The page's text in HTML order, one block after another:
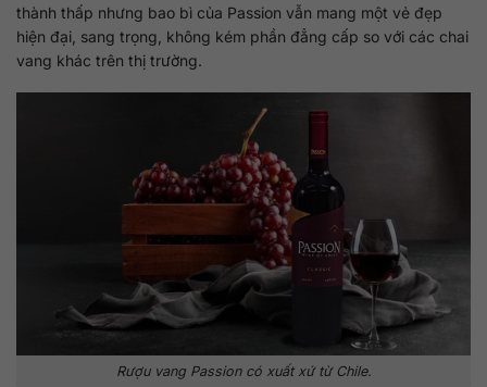
thành thấp nhưng bao bì của Passion vẫn mang một vẻ đẹp
hiện đại, sang trọng, không kém phần đẳng cấp so với các chai
vang khác trên thị trường.
Rượu vang Passion có xuất xứ từ Chile.